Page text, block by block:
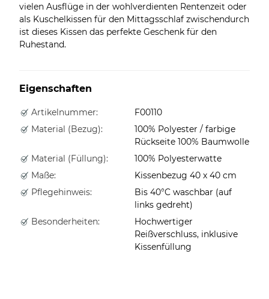
vielen Ausflüge in der wohlverdienten Rentenzeit oder
als Kuschelkissen für den Mittagsschlaf zwischendurch
ist dieses Kissen das perfekte Geschenk für den
Ruhestand.
Eigenschaften
Artikelnummer:
F00110
Material (Bezug):
100% Polyester / farbige
Rückseite 100% Baumwolle
Material (Füllung):
100% Polyesterwatte
Maße:
Kissenbezug 40 x 40 cm
Pflegehinweis:
Bis 40°C waschbar (auf
links gedreht)
Besonderheiten:
Hochwertiger
Reißverschluss, inklusive
Kissenfüllung